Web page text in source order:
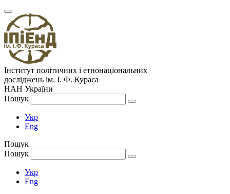
Інститут політичних і етнонаціональних
досліджень ім. І. Ф. Кураса
НАН України
Пошук
Укр
Eng
Пошук
Пошук
Укр
Eng